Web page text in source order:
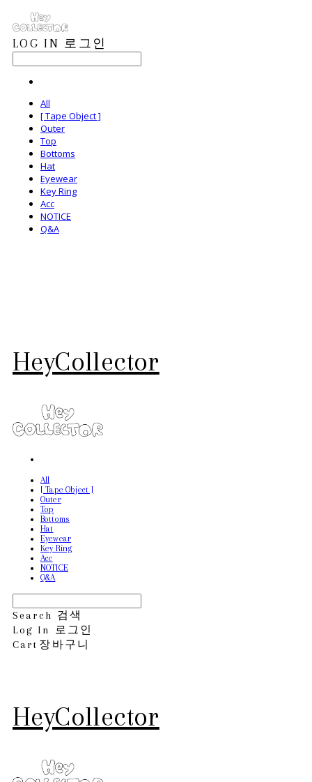
LOG IN 로그인
All
[ Tape Object ]
Outer
Top
Bottoms
Hat
Eyewear
Key Ring
Acc
NOTICE
Q&A
HeyCollector
All
[ Tape Object ]
Outer
Top
Bottoms
Hat
Eyewear
Key Ring
Acc
NOTICE
Q&A
Search 검색
Log In
로그인
Cart 장바구니
HeyCollector